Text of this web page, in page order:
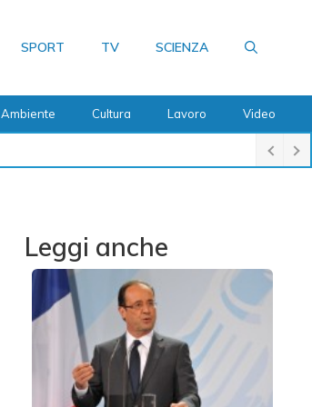
SPORT TV SCIENZA
Ambiente Cultura Lavoro Video
Leggi anche